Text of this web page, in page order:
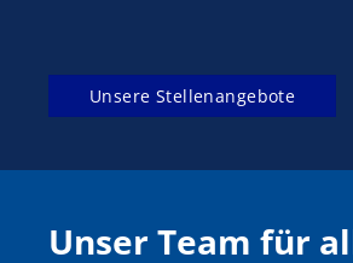
Unsere Stellenangebote
Unser Team für